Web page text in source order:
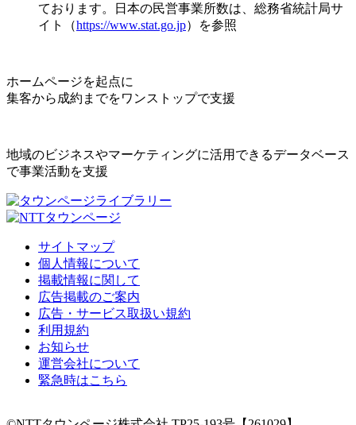
ております。日本の民営事業所数は、総務省統計局サ
イト（https://www.stat.go.jp）を参照
ホームページを起点に
集客から成約までをワンストップで支援
地域のビジネスやマーケティングに活用できるデータベース
で事業活動を支援
サイトマップ
個人情報について
掲載情報に関して
広告掲載のご案内
広告・サービス取扱い規約
利用規約
お知らせ
運営会社について
緊急時はこちら